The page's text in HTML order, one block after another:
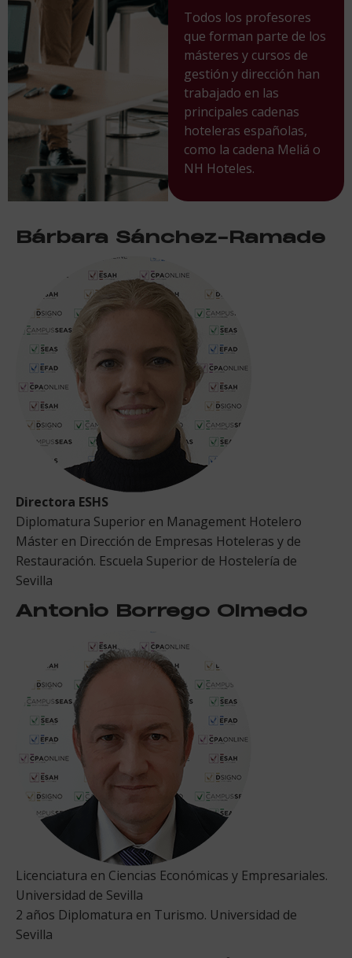
Todos los profesores
que forman parte de los
másteres y cursos de
gestión y dirección han
trabajado en las
principales cadenas
hoteleras españolas,
como la cadena Meliá o
NH Hoteles.
Bárbara Sánchez-Ramade
Directora ESHS
Diplomatura Superior en Management Hotelero
Máster en Dirección de Empresas Hoteleras y de
Restauración. Escuela Superior de Hostelería de
Sevilla
Antonio Borrego Olmedo
Licenciatura en Ciencias Económicas y Empresariales.
Universidad de Sevilla
2 años Diplomatura en Turismo. Universidad de
Sevilla